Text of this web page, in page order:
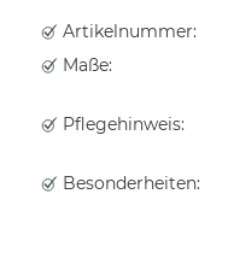
Artikelnummer:
Maße:
Pflegehinweis:
Besonderheiten: